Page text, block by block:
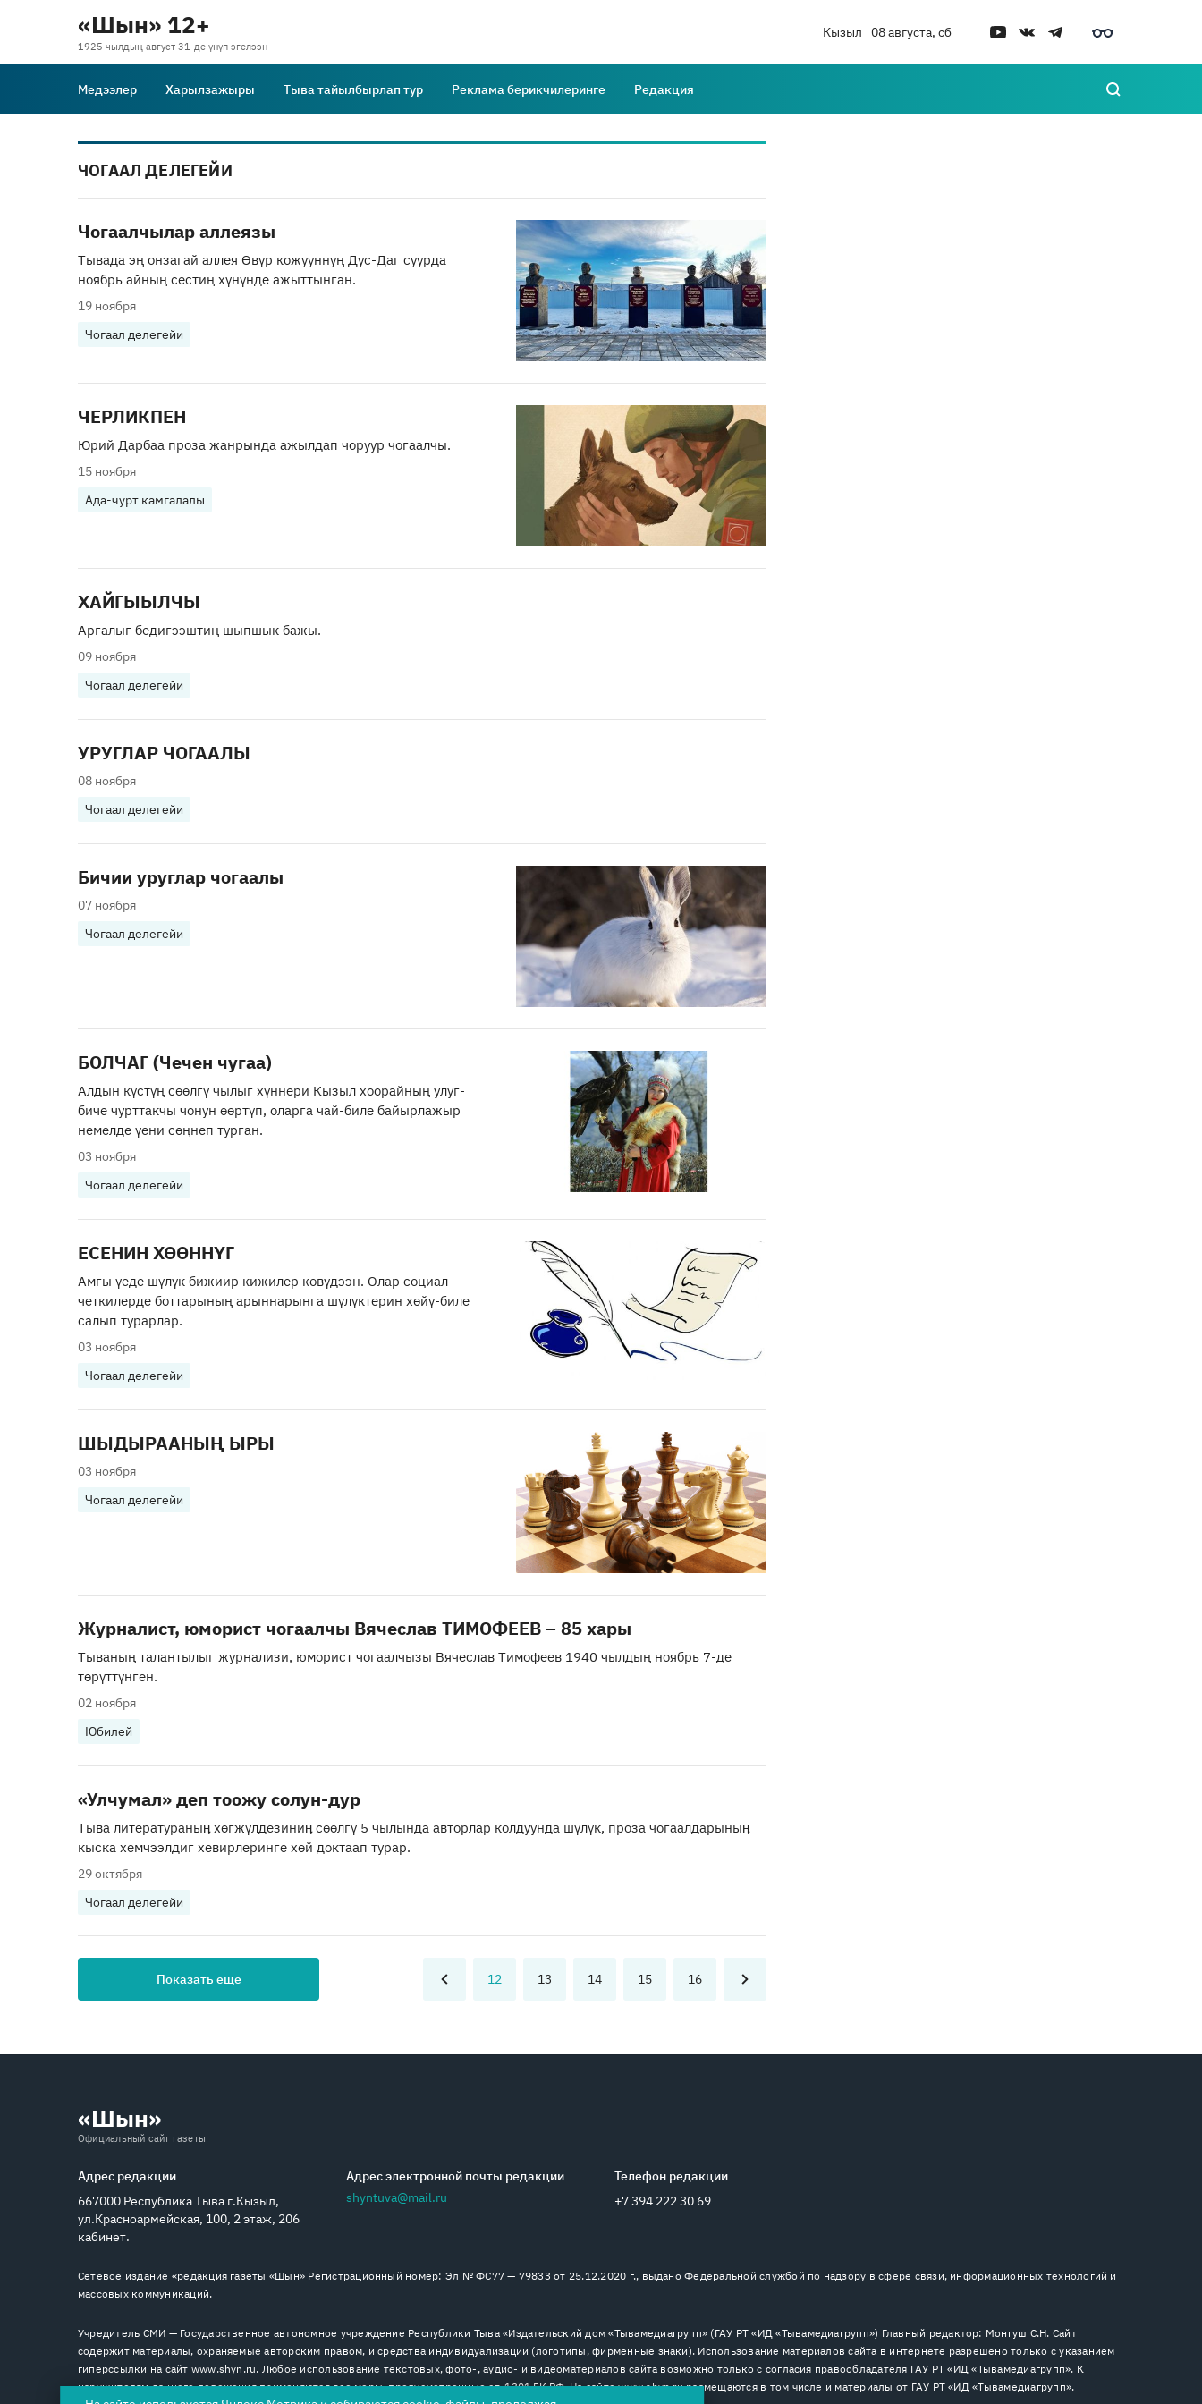
«Шын» 12+
1925 чылдың август 31-де үнүп эгелээн
Кызыл 08 августа, сб
Медээлер Харылзажыры Тыва тайылбырлап тур Реклама берикчилеринге Редакция
ЧОГААЛ ДЕЛЕГЕЙИ
Чогаалчылар аллеязы
Тывада эң онзагай аллея Өвүр кожууннуң Дус-Даг суурда
ноябрь айның сестиң хүнүнде ажыттынган.
19 ноября
Чогаал делегейи
ЧЕРЛИКПЕН
Юрий Дарбаа проза жанрында ажылдап чоруур чогаалчы.
15 ноября
Ада-чурт камгалалы
ХАЙГЫЫЛЧЫ
Аргалыг бедигээштиң шыпшык бажы.
09 ноября
Чогаал делегейи
УРУГЛАР ЧОГААЛЫ
08 ноября
Чогаал делегейи
Бичии уруглар чогаалы
07 ноября
Чогаал делегейи
БОЛЧАГ (Чечен чугаа)
Алдын күстүң сөөлгү чылыг хүннери Кызыл хоорайның улуг-
биче чурттакчы чонун өөртүп, оларга чай-биле байырлажыр
немелде үени сөңнеп турган.
03 ноября
Чогаал делегейи
ЕСЕНИН ХӨӨННҮГ
Амгы үеде шүлүк бижиир кижилер көвүдээн. Олар социал
четкилерде боттарының арыннарынга шүлүктерин хөйү-биле
салып турарлар.
03 ноября
Чогаал делегейи
ШЫДЫРААНЫҢ ЫРЫ
03 ноября
Чогаал делегейи
Журналист, юморист чогаалчы Вячеслав ТИМОФЕЕВ – 85 хары
Тываның талантылыг журнализи, юморист чогаалчызы Вячеслав Тимофеев 1940 чылдың ноябрь 7-де
төрүттүнген.
02 ноября
Юбилей
«Улчумал» деп тоожу солун-дур
Тыва литератураныӊ хөгжүлдезиниӊ сөөлгү 5 чылында авторлар колдуунда шүлүк, проза чогаалдарыныӊ
кыска хемчээлдиг хевирлеринге хөй доктаап турар.
29 октября
Чогаал делегейи
Показать еще 12 13 14 15 16
«Шын»
Официальный сайт газеты
Адрес редакции
667000 Республика Тыва г.Кызыл,
ул.Красноармейская, 100, 2 этаж, 206
кабинет.
Адрес электронной почты редакции
shyntuva@mail.ru
Телефон редакции
+7 394 222 30 69
Сетевое издание «редакция газеты «Шын» Регистрационный номер: Эл № ФС77 — 79833 от 25.12.2020 г., выдано Федеральной службой по надзору в сфере связи, информационных технологий и
массовых коммуникаций.
Учредитель СМИ — Государственное автономное учреждение Республики Тыва «Издательский дом «Тывамедиагрупп» (ГАУ РТ «ИД «Тывамедиагрупп») Главный редактор: Монгуш С.Н. Сайт
содержит материалы, охраняемые авторским правом, и средства индивидуализации (логотипы, фирменные знаки). Использование материалов сайта в интернете разрешено только с указанием
гиперссылки на сайт www.shyn.ru. Любое использование текстовых, фото-, аудио- и видеоматериалов сайта возможно только с согласия правообладателя ГАУ РТ «ИД «Тывамедиагрупп». К
нарушителям данного положения применяются все меры, предусмотренные ст. 1301 ГК РФ. На сайте www.shyn.ru размещаются в том числе и материалы от ГАУ РТ «ИД «Тывамедиагрупп».